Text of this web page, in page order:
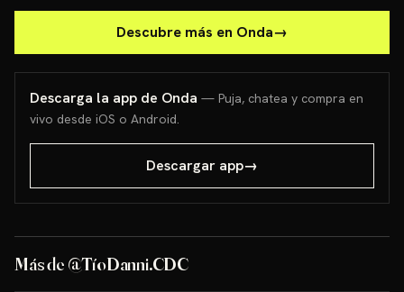
Descubre más en Onda→
Descarga la app de Onda — Puja, chatea y compra en
vivo desde iOS o Android.
Descargar app→
Más de @TíoDanni.CDC